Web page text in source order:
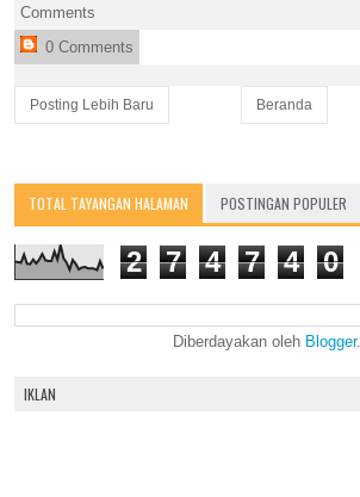
Comments
0 Comments
Posting Lebih Baru Beranda
TOTAL TAYANGAN HALAMAN POSTINGAN POPULER
2 7 4 7 4 0
Diberdayakan oleh Blogger.
IKLAN